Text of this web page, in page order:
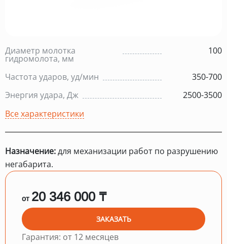
Диаметр молотка
гидромолота, мм
100
Частота ударов, уд/мин
350-700
Энергия удара, Дж
2500-3500
Все характеристики
Назначение:для механизации работ по разрушению
негабарита.
от 20 346 000 ₸
ЗАКАЗАТЬ
Гарантия: от 12 месяцев